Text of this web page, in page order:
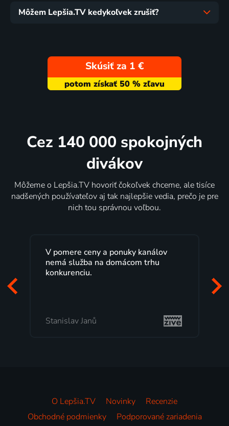
Môžem Lepšia.TV kedykoľvek zrušiť?
Skúsiť za 1 €
Cez 140 000 spokojných
divákov
Môžeme o Lepšia.TV hovoriť čokoľvek chceme, ale tisíce
nadšených používateľov aj tak najlepšie vedia, prečo je pre
nich tou správnou voľbou.
Lepšia.TV sledujem už niekoľko
rokov s maximálnou spokojnosťou.
Veľký výber programov a možnosť
Milada Tomešová
O Lepšia.TV Novinky
Recenzie
Obchodné podmienky
Podporované zariadenia